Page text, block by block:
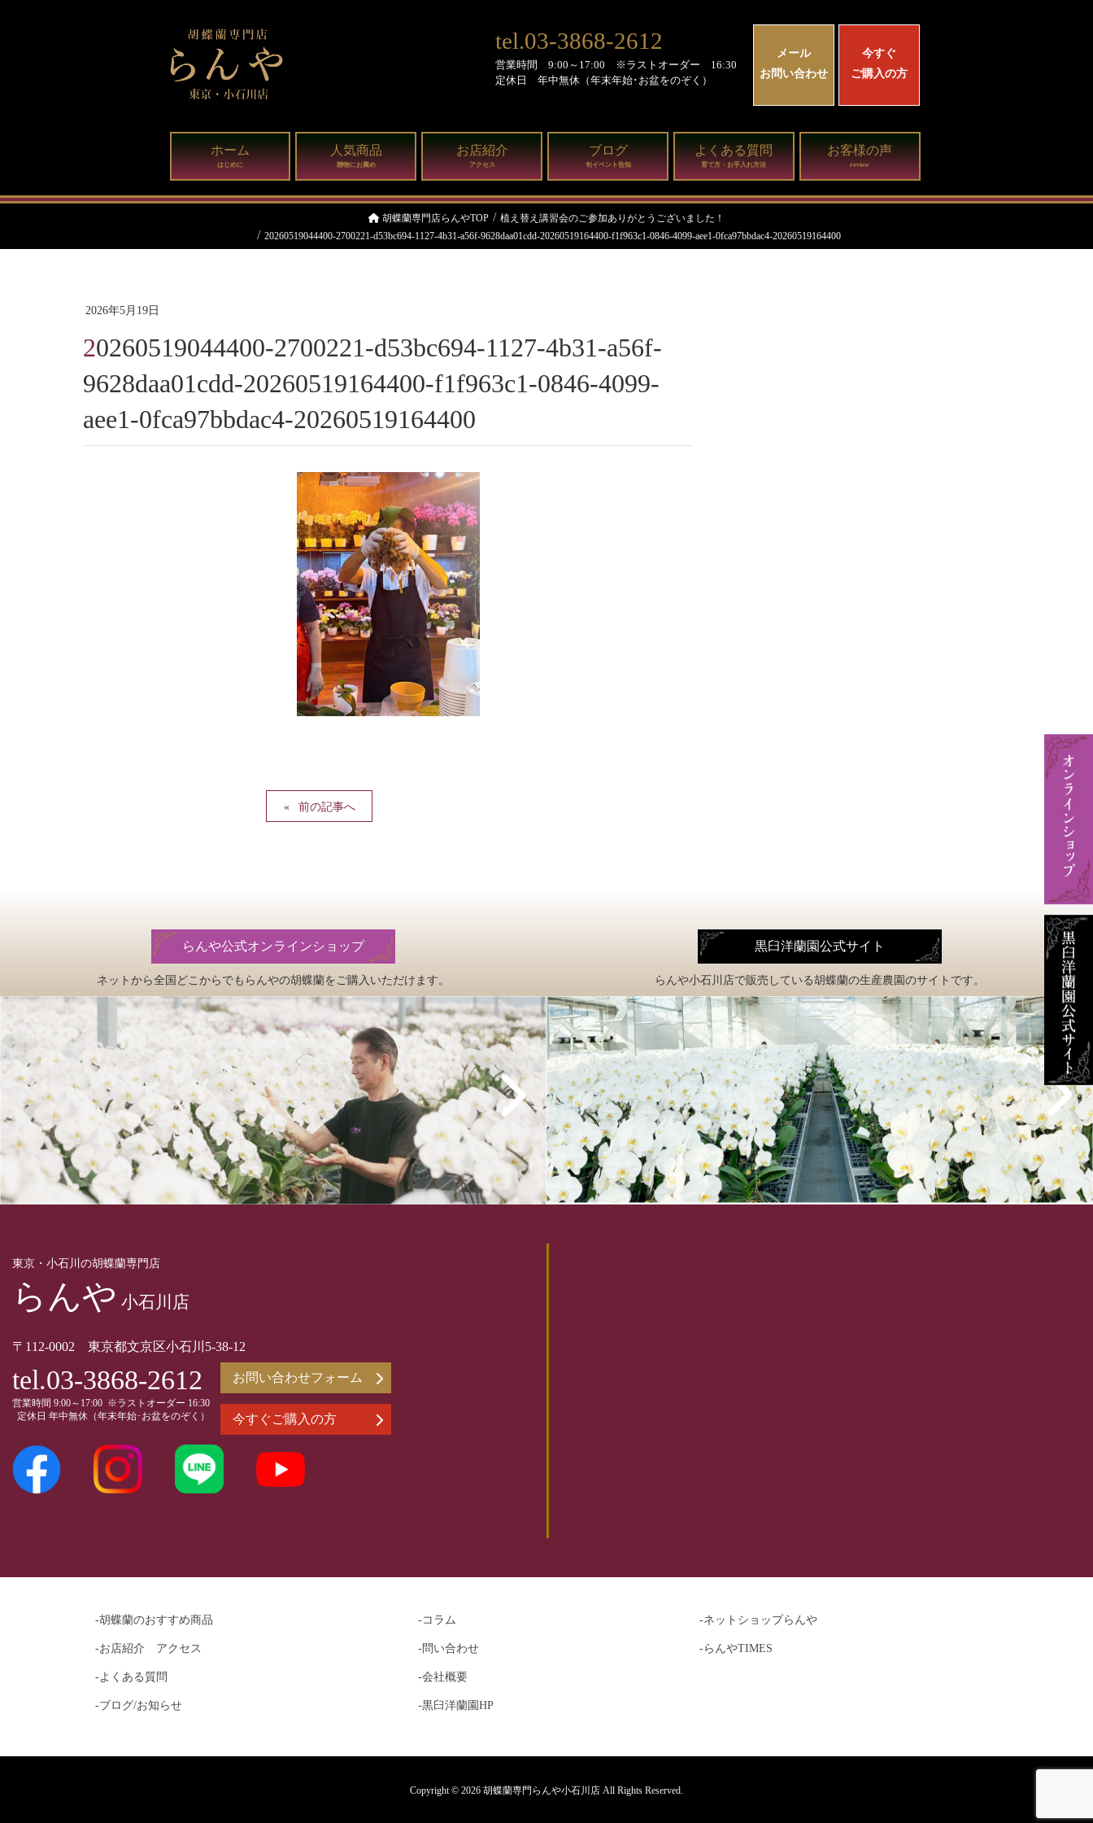
tel.03-3868-2612
営業時間 9:00～17:00 ※ラストオーダー 16:30
定休日 年中無休（年末年始･お盆をのぞく）
メール
お問い合わせ
今すぐ
ご購入の方
ホーム
はじめに
人気商品
贈物にお薦め
お店紹介
アクセス
ブログ
旬イベント告知
よくある質問
育て方・お手入れ方法
お客様の声
review
胡蝶蘭専門店らんやTOP
植え替え講習会のご参加ありがとうございました！
20260519044400-2700221-d53bc694-1127-4b31-a56f-9628daa01cdd-20260519164400-f1f963c1-0846-4099-aee1-0fca97bbdac4-20260519164400
2026年5月19日
20260519044400-2700221-d53bc694-1127-4b31-a56f-
9628daa01cdd-20260519164400-f1f963c1-0846-4099-
aee1-0fca97bbdac4-20260519164400
前の記事へ
らんや公式オンラインショップ
ネットから全国どこからでもらんやの胡蝶蘭をご購入いただけます。
黒臼洋蘭園公式サイト
らんや小石川店で販売している胡蝶蘭の生産農園のサイトです。
東京・小石川の胡蝶蘭専門店
らんや 小石川店
〒112-0002 東京都文京区小石川5-38-12
tel.03-3868-2612
営業時間 9:00～17:00 ※ラストオーダー 16:30
定休日 年中無休（年末年始･お盆をのぞく）
お問い合わせフォーム
今すぐご購入の方
-胡蝶蘭のおすすめ商品
-お店紹介 アクセス
-よくある質問
-ブログ/お知らせ
-コラム
-問い合わせ
-会社概要
-黒臼洋蘭園HP
-ネットショップらんや
-らんやTIMES
Copyright © 2026 胡蝶蘭専門らんや小石川店 All Rights Reserved.